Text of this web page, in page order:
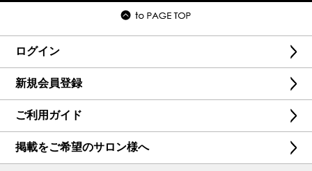
ログイン
新規会員登録
ご利用ガイド
掲載をご希望のサロン様へ